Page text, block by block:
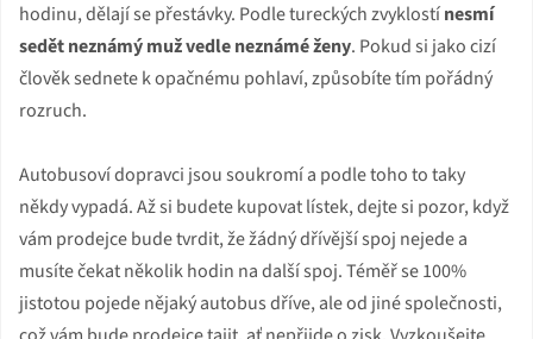
hodinu, dělají se přestávky. Podle tureckých zvyklostínesmí
sedět neznámý muž vedle neznámé ženy. Pokud si jako cizí
člověk sednete k opačnému pohlaví, způsobíte tím pořádný
rozruch.
Autobusoví dopravci jsou soukromí a podle toho to taky
někdy vypadá. Až si budete kupovat lístek, dejte si pozor, když
vám prodejce bude tvrdit, že žádný dřívější spoj nejede a
musíte čekat několik hodin na další spoj. Téměř se 100%
jistotou pojede nějaký autobus dříve, ale od jiné společnosti,